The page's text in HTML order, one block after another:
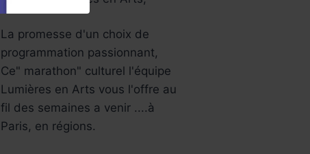
La promesse d'un choix de
programmation passionnant,
Ce" marathon" culturel l'équipe
Lumières en Arts vous l'offre au
fil des semaines a venir ....à
Paris, en régions.